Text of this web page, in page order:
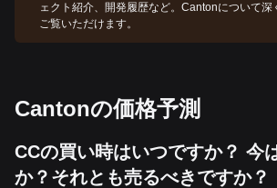
ェクト紹介、開発履歴など。Cantonについて深
ご覧いただけます。
Cantonの価格予測
CCの買い時はいつですか？ 今
か？それとも売るべきですか？